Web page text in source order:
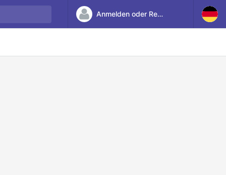
Anmelden oder Registrieren